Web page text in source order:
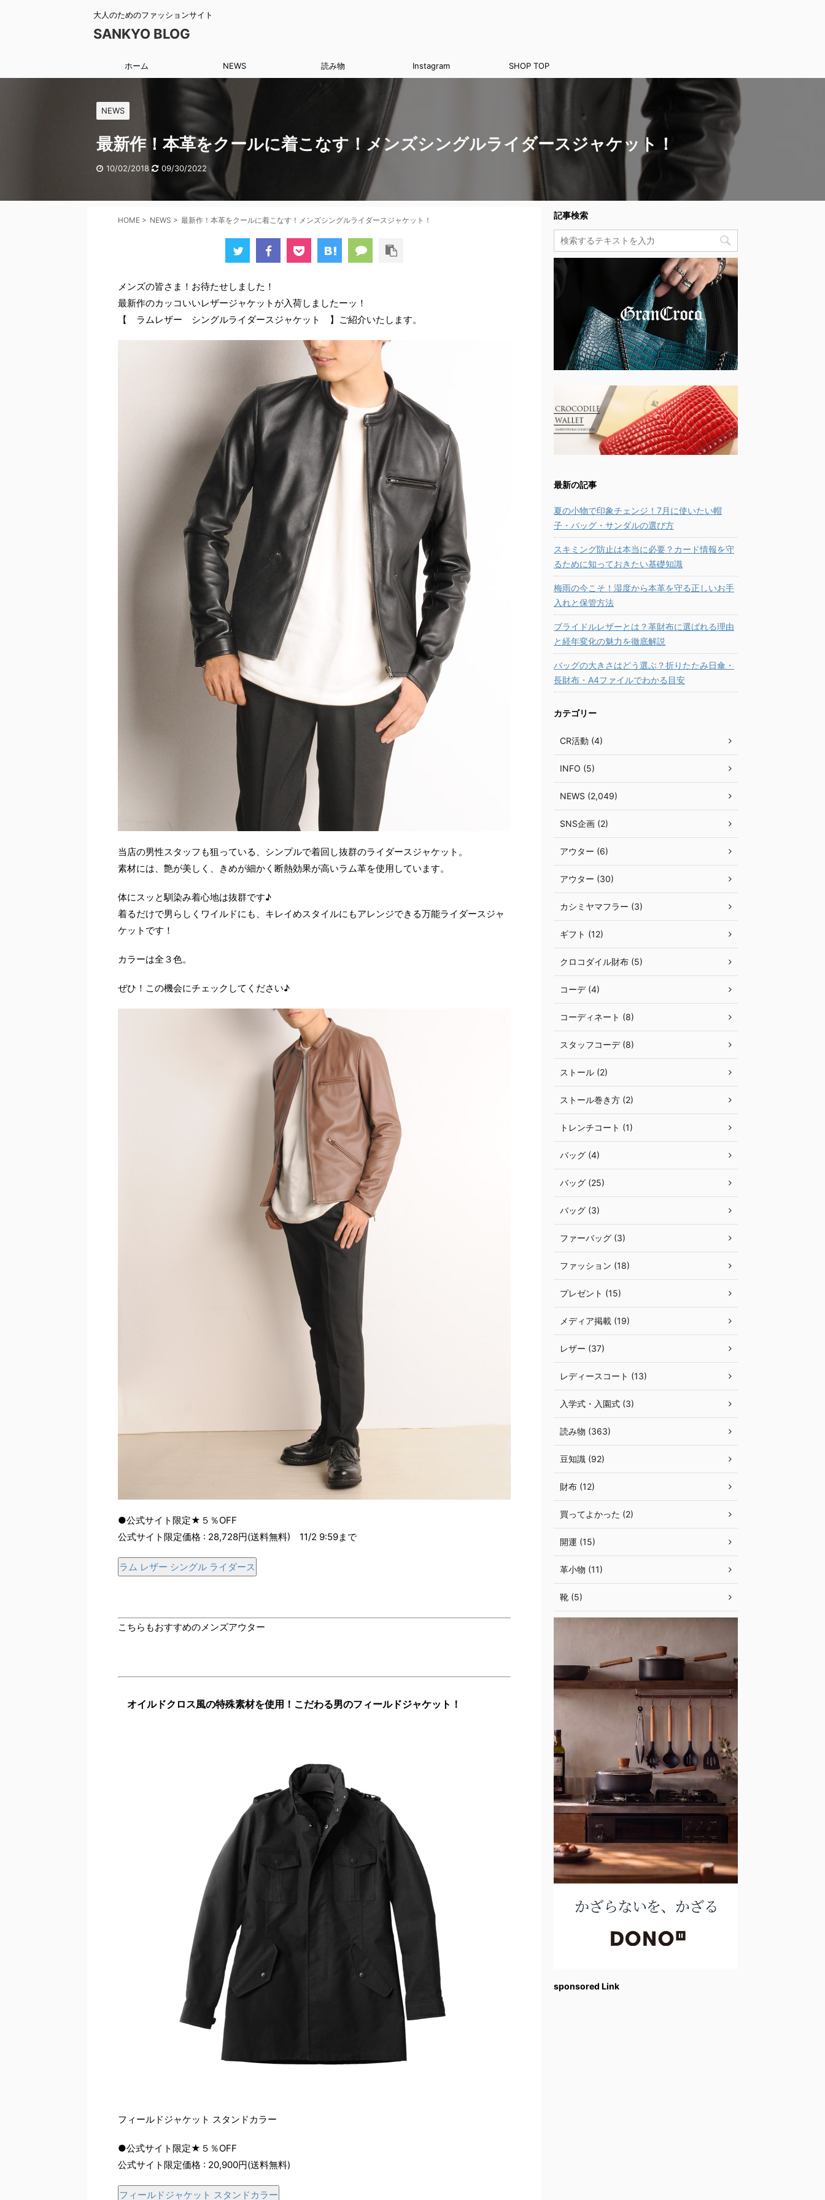
大人のためのファッションサイト
SANKYO BLOG
ホーム NEWS 読み物 Instagram SHOP TOP
NEWS
最新作！本革をクールに着こなす！メンズシングルライダースジャケット！
10/02/2018 09/30/2022
HOME > NEWS > 最新作！本革をクールに着こなす！メンズシングルライダースジャケット！
メンズの皆さま！お待たせしました！
最新作のカッコいいレザージャケットが入荷しましたーッ！
【 ラムレザー シングルライダースジャケット 】ご紹介いたします。
当店の男性スタッフも狙っている、シンプルで着回し抜群のライダースジャケット。
素材には、艶が美しく、きめが細かく断熱効果が高いラム革を使用しています。
体にスッと馴染み着心地は抜群です♪
着るだけで男らしくワイルドにも、キレイめスタイルにもアレンジできる万能ライダースジャ
ケットです！
カラーは全３色。
ぜひ！この機会にチェックしてください♪
●公式サイト限定★５％OFF
公式サイト限定価格 : 28,728円(送料無料) 11/2 9:59まで
ラム レザー シングル ライダース
こちらもおすすめのメンズアウター
オイルドクロス風の特殊素材を使用！こだわる男のフィールドジャケット！
フィールドジャケット スタンドカラー
●公式サイト限定★５％OFF
公式サイト限定価格 : 20,900円(送料無料)
フィールドジャケット スタンドカラー
記事検索
最新の記事
夏の小物で印象チェンジ！7月に使いたい帽
子・バッグ・サンダルの選び方
スキミング防止は本当に必要？カード情報を守
るために知っておきたい基礎知識
梅雨の今こそ！湿度から本革を守る正しいお手
入れと保管方法
ブライドルレザーとは？革財布に選ばれる理由
と経年変化の魅力を徹底解説
バッグの大きさはどう選ぶ？折りたたみ日傘・
長財布・A4ファイルでわかる目安
カテゴリー
CR活動 (4)
INFO (5)
NEWS (2,049)
SNS企画 (2)
アウター (6)
アウター (30)
カシミヤマフラー (3)
ギフト (12)
クロコダイル財布 (5)
コーデ (4)
コーディネート (8)
スタッフコーデ (8)
ストール (2)
ストール巻き方 (2)
トレンチコート (1)
バッグ (4)
バッグ (25)
バッグ (3)
ファーバッグ (3)
ファッション (18)
プレゼント (15)
メディア掲載 (19)
レザー (37)
レディースコート (13)
入学式・入園式 (3)
読み物 (363)
豆知識 (92)
財布 (12)
買ってよかった (2)
開運 (15)
革小物 (11)
靴 (5)
sponsored Link